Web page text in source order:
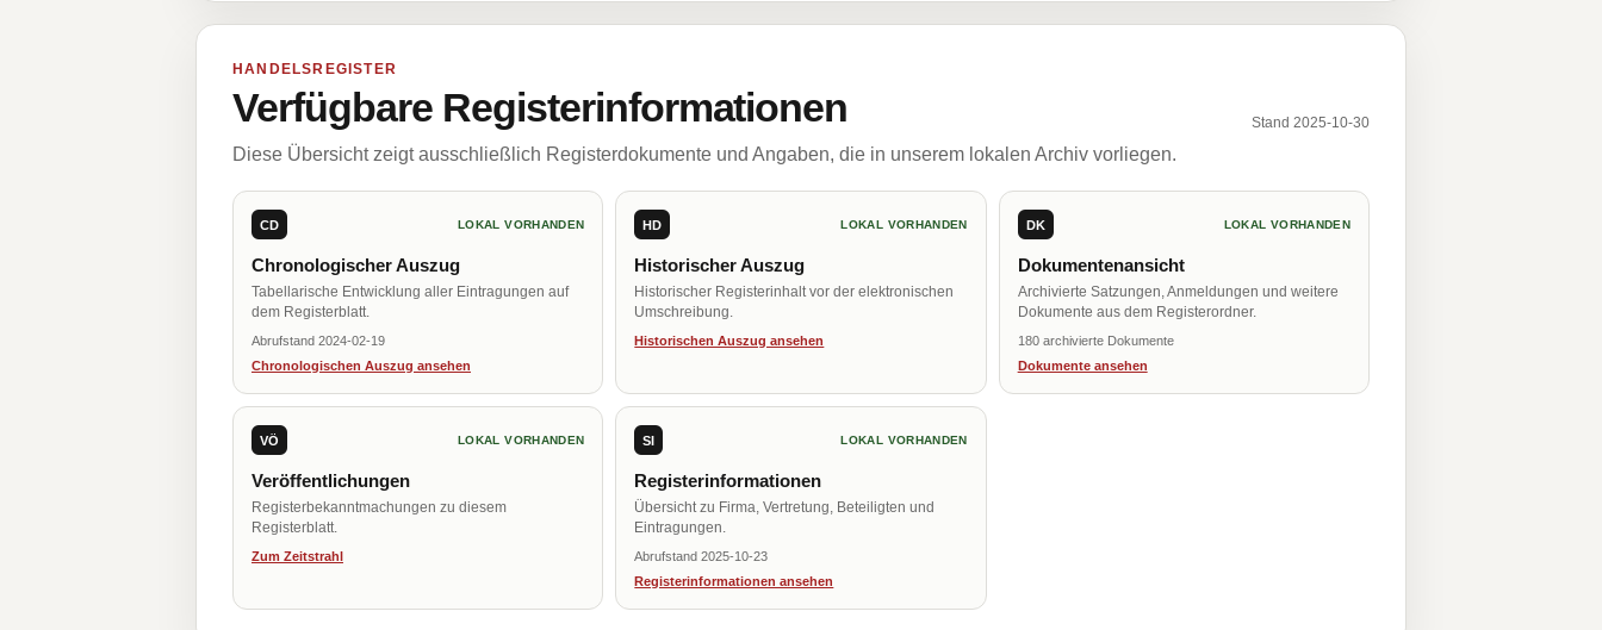
HANDELSREGISTER
Verfügbare Registerinformationen Stand 2025-10-30
Diese Übersicht zeigt ausschließlich Registerdokumente und Angaben, die in unserem lokalen Archiv vorliegen.
CD LOKAL VORHANDEN
Chronologischer Auszug
Tabellarische Entwicklung aller Eintragungen auf
dem Registerblatt.
Abrufstand 2024-02-19
Chronologischen Auszug ansehen
HD LOKAL VORHANDEN
Historischer Auszug
Historischer Registerinhalt vor der elektronischen
Umschreibung.
Historischen Auszug ansehen
DK LOKAL VORHANDEN
Dokumentenansicht
Archivierte Satzungen, Anmeldungen und weitere
Dokumente aus dem Registerordner.
180 archivierte Dokumente
Dokumente ansehen
VÖ LOKAL VORHANDEN
Veröffentlichungen
Registerbekanntmachungen zu diesem
Registerblatt.
Zum Zeitstrahl
SI LOKAL VORHANDEN
Registerinformationen
Übersicht zu Firma, Vertretung, Beteiligten und
Eintragungen.
Abrufstand 2025-10-23
Registerinformationen ansehen